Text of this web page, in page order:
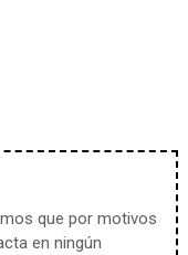
que por motivos
en ningún